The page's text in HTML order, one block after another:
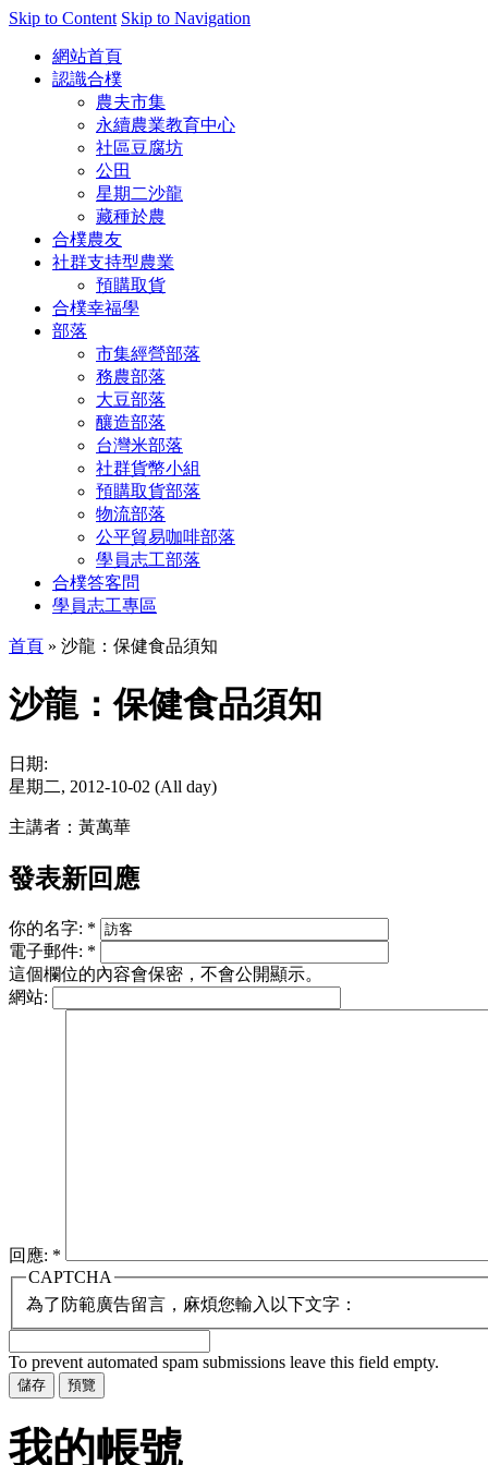
Skip to Content Skip to Navigation
網站首頁
認識合樸
農夫市集
永續農業教育中心
社區豆腐坊
公田
星期二沙龍
藏種於農
合樸農友
社群支持型農業
預購取貨
合樸幸福學
部落
市集經營部落
務農部落
大豆部落
釀造部落
台灣米部落
社群貨幣小組
預購取貨部落
物流部落
公平貿易咖啡部落
學員志工部落
合樸答客問
學員志工專區
首頁 » 沙龍：保健食品須知
沙龍：保健食品須知
日期:
星期二, 2012-10-02 (All day)
主講者：黃萬華
發表新回應
你的名字: *
電子郵件: *
這個欄位的內容會保密，不會公開顯示。
網站:
回應: *
CAPTCHA
為了防範廣告留言，麻煩您輸入以下文字：
To prevent automated spam submissions leave this field empty.
我的帳號